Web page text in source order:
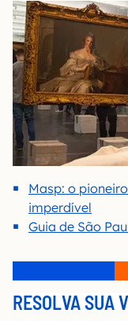
Masp: o
imperdível
Guia de São
RESOLVA SUA